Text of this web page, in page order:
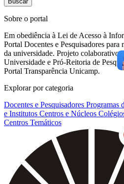
Sobre o portal
Em obediência à Lei de Acesso à
Portal Docentes e Pesquisadores para
da universidade. Projeto colaborativo
Universidade e Pró-Reitoria de
Portal Transparência Unicamp.
Explorar por categoria
Docentes e Pesquisadores Programas
e Institutos Centros e Núcleos
Centros Temáticos